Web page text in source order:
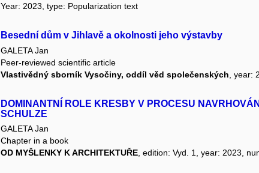
Year: 2023, type: Popularization text
Besední dům v Jihlavě a okolnosti jeho výstavby
GALETA Jan
Peer-reviewed scientific article
Vlastivědný sborník Vysočiny, oddíl věd společenských , year:
DOMINANTNÍ ROLE KRESBY V PROCESU
SCHULZE
GALETA Jan
Chapter in a book
OD MYŠLENKY K ARCHITEKTUŘE , edition: Vyd. 1, year: 2023,